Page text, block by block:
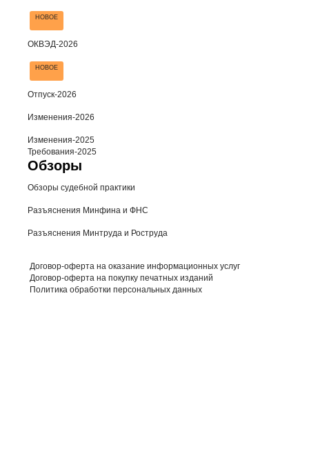
НОВОЕ
ОКВЭД-2026
НОВОЕ
Отпуск-2026
Изменения-2026
Изменения-2025
Требования-2025
Обзоры
Обзоры судебной практики
Разъяснения Минфина и ФНС
Разъяснения Минтруда и Роструда
Договор-оферта на оказание информационных услуг
Договор-оферта на покупку печатных изданий
Политика обработки персональных данных